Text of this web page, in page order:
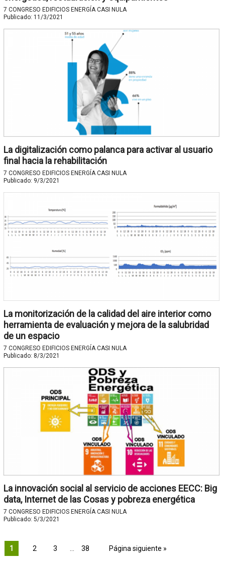
7 CONGRESO EDIFICIOS ENERGÍA CASI NULA
Publicado: 11/3/2021
La digitalización como palanca para activar al usuario
final hacia la rehabilitación
7 CONGRESO EDIFICIOS ENERGÍA CASI NULA
Publicado: 9/3/2021
La monitorización de la calidad del aire interior como
herramienta de evaluación y mejora de la salubridad
de un espacio
7 CONGRESO EDIFICIOS ENERGÍA CASI NULA
Publicado: 8/3/2021
La innovación social al servicio de acciones EECC: Big
data, Internet de las Cosas y pobreza energética
7 CONGRESO EDIFICIOS ENERGÍA CASI NULA
Publicado: 5/3/2021
1 2 3 38 Página siguiente »